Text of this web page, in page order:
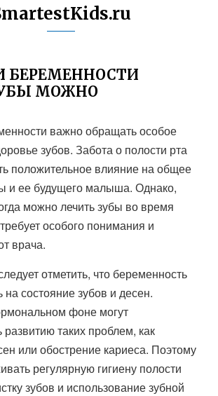
БЕРЕМЕННОСТИ
МОЖНО
важно обращать особое
зубов. Забота о полости рта
положительное влияние на общее
и ее будущего малыша. Однако,
можно лечить зубы во время
особого понимания и
врача.
отметить, что беременность
состояние зубов и десен.
фоне могут
развитию таких проблем, как
или обострение кариеса. Поэтому
регулярную гигиену полости
зубов и использование зубной